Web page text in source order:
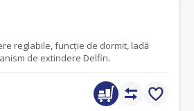
reglabile, funcție de dormit, ladă
de extindere Delfin.